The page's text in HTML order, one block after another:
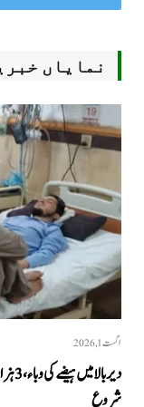
نمایاں
اگست 1, 2026
دیر
شروع